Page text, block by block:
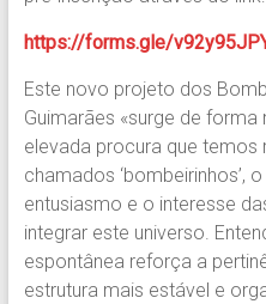
https://forms.gle/
Este novo projeto dos
Guimarães «surge de
elevada procura que temos
chamados ‘bombeirinhos’,
entusiasmo e o interesse
integrar este universo.
espontânea reforça a
estrutura mais estável e